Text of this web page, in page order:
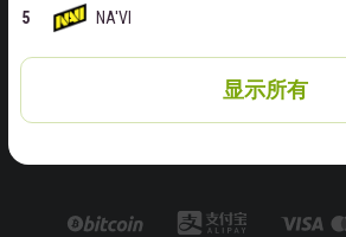
NA'VI
​显示所有​